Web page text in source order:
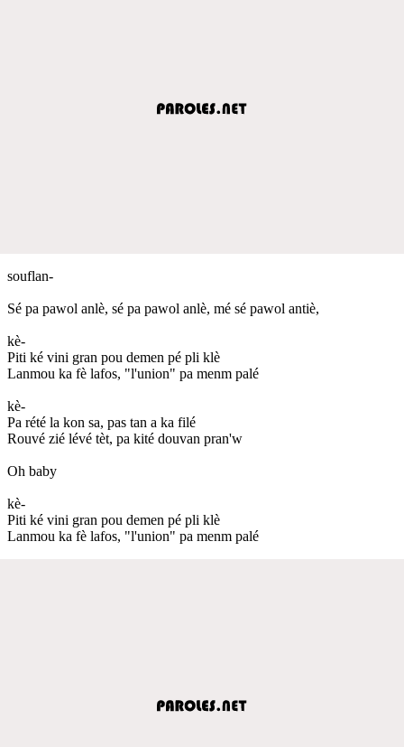
souflan-
Sé pa pawol anlè, sé pa pawol anlè, mé sé pawol antiè,
kè-
Piti ké vini gran pou demen pé pli klè
Lanmou ka fè lafos, "l'union" pa menm palé
kè-
Pa rété la kon sa, pas tan a ka filé
Rouvé zié lévé tèt, pa kité douvan pran'w
Oh baby
kè-
Piti ké vini gran pou demen pé pli klè
Lanmou ka fè lafos, "l'union" pa menm palé